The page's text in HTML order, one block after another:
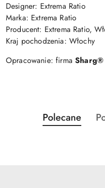
Designer: Extrema Ratio
Marka: Extrema Ratio
Producent: Extrema Ratio,
Kraj pochodzenia: Włochy
Opracowanie: firma Sharg®
Pomiń karuzelę
Produkty
o
Polecane